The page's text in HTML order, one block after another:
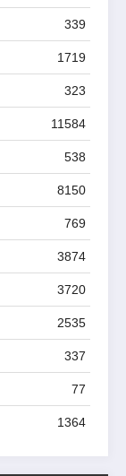
339
1719
323
11584
538
8150
769
3874
3720
2535
337
77
1364